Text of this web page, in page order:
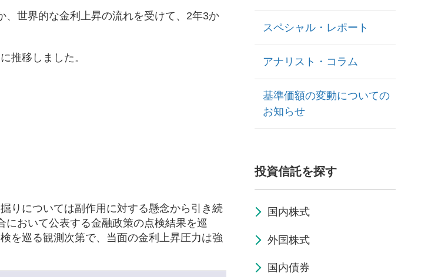
世界的な金利上昇の流れを受けて、2年3か
推移しました。
りについては副作用に対する懸念から引き続
おいて公表する金融政策の点検結果を巡
を巡る観測次第で、当面の金利上昇圧力は強
スペシャル・レポート
アナリスト・コラム
基準価額の変動についての
お知らせ
投資信託を探す
国内株式
外国株式
国内債券